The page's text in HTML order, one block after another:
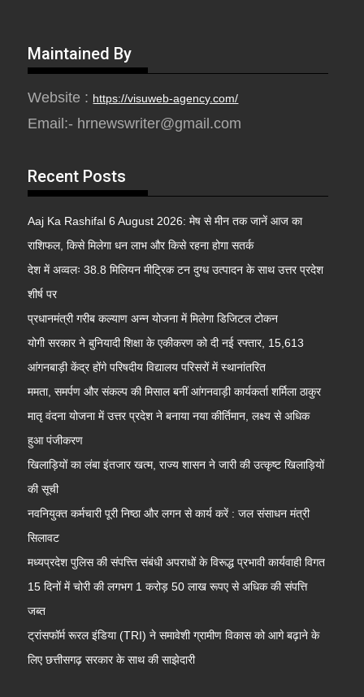
Maintained By
Website : https://visuweb-agency.com/
Email:- hrnewswriter@gmail.com
Recent Posts
Aaj Ka Rashifal 6 August 2026: मेष से मीन तक जानें आज का
राशिफल, किसे मिलेगा धन लाभ और किसे रहना होगा सतर्क
देश में अव्वलः 38.8 मिलियन मीट्रिक टन दुग्ध उत्पादन के साथ उत्तर प्रदेश
शीर्ष पर
प्रधानमंत्री गरीब कल्याण अन्न योजना में मिलेगा डिजिटल टोकन
योगी सरकार ने बुनियादी शिक्षा के एकीकरण को दी नई रफ्तार, 15,613
आंगनबाड़ी केंद्र होंगे परिषदीय विद्यालय परिसरों में स्थानांतरित
ममता, समर्पण और संकल्प की मिसाल बनीं आंगनवाड़ी कार्यकर्ता शर्मिला ठाकुर
मातृ वंदना योजना में उत्तर प्रदेश ने बनाया नया कीर्तिमान, लक्ष्य से अधिक
हुआ पंजीकरण
खिलाड़ियों का लंबा इंतजार खत्म, राज्य शासन ने जारी की उत्कृष्ट खिलाड़ियों
की सूची
नवनियुक्त कर्मचारी पूरी निष्ठा और लगन से कार्य करें : जल संसाधन मंत्री
सिलावट
मध्यप्रदेश पुलिस की संपत्त्ति संबंधी अपराधों के विरूद्ध प्रभावी कार्यवाही विगत
15 दिनों में चोरी की लगभग 1 करोड़ 50 लाख रूपए से अधिक की संपत्ति
जब्‍त
ट्रांसफॉर्म रूरल इंडिया (TRI) ने समावेशी ग्रामीण विकास को आगे बढ़ाने के
लिए छत्तीसगढ़ सरकार के साथ की साझेदारी